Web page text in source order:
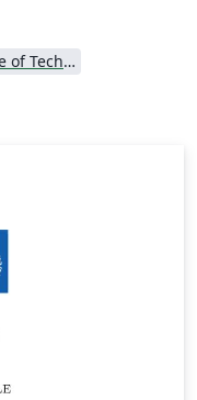
KTH Royal Institute of Technology